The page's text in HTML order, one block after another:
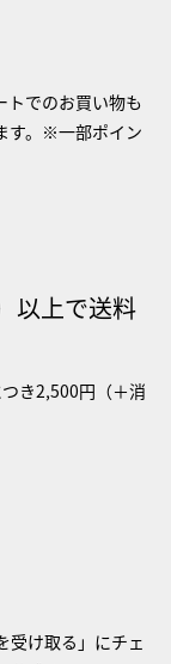
トでのお買い物も
す。※一部ポイン
以上で送料
き2,500円（＋消
受け取る」にチェ